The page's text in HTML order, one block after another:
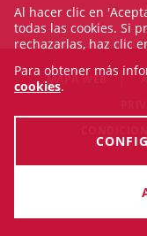
MAPA WEB
© Fri Aug 07 10:33:53
Al hacer clic en
todas las cookies. Si
rechazarlas, haz clic
Para obtener más
cookies.